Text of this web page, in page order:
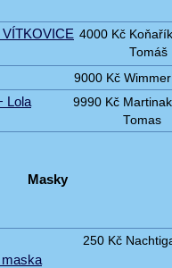
4000 Kč Koňařík
Tomáš
9000 Kč
Lola 9990 Kč Martinak
Tomas
Masky
250 Kč